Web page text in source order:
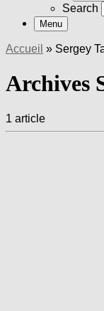
Search
Menu
Accueil » Sergey
Archives
1 article